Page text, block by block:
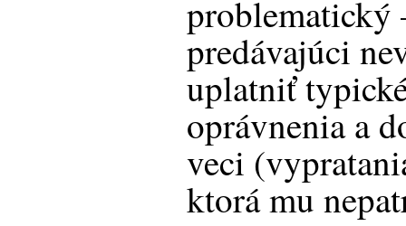
problematický
predávajúci
uplatniť
oprávnenia a
veci
ktorá mu